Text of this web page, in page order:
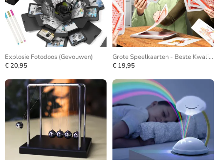
Explosie Fotodoos (Gevouwen)
€ 20,95
Grote Speelkaarten - Beste Kwaliteit
€ 19,95